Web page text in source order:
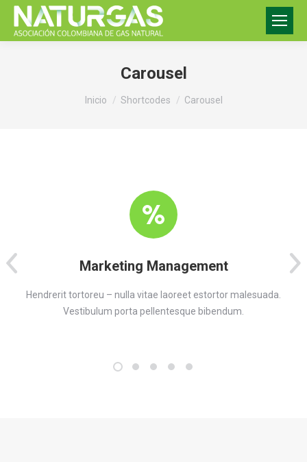
Carousel
Estás aquí:
Inicio Shortcodes Carousel
Marketing Management
Hendrerit tortoreu – nulla vitae laoreet estortor malesuada.
Vestibulum porta pellentesque bibendum.